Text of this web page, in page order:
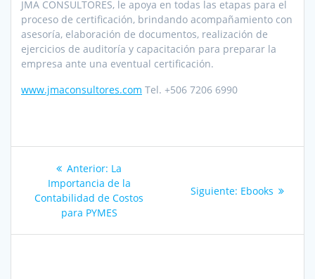
JMA CONSULTORES, le apoya en todas las etapas para el
proceso de certificación, brindando acompañamiento con
asesoría, elaboración de documentos, realización de
ejercicios de auditoría y capacitación para preparar la
empresa ante una eventual certificación.
www.jmaconsultores.com Tel. +506 7206 6990
Navegación
de
entradas
Anterior: Entrada
anterior:
La
Importancia de la
Contabilidad de Costos
para PYMES
Siguiente: Siguiente
Ebooks